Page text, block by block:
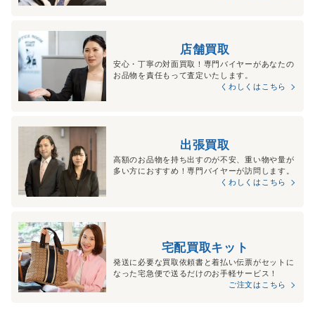
店舗買取
安心・丁寧の対面買取！専門バイヤーがあなたの
お品物を責任もって査定いたします。
くわしくはこちら
出張買取
高額のお品物を持ち出すのが不安、重い物や量が
多い方におすすめ！専門バイヤーが訪問します。
くわしくはこちら
宅配買取キット
発送に必要な買取依頼書と着払い伝票がセットに
なった宅急便で送るだけのお手軽サービス！
ご注文はこちら